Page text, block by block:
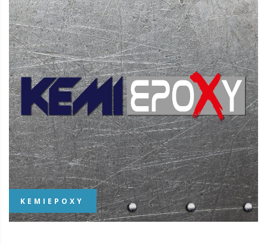
KEMIEPOXY